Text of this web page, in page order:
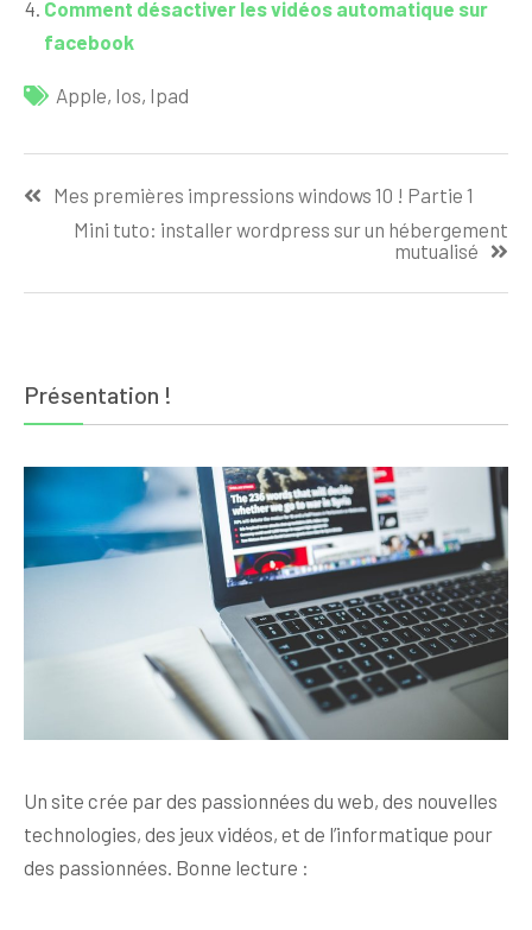
Comment désactiver les vidéos automatique sur
facebook
Apple, Ios, Ipad
Mes premières impressions windows 10 ! Partie 1
Mini tuto: installer wordpress sur un hébergement
mutualisé
Présentation !
Un site crée par des passionnées du web, des nouvelles
technologies, des jeux vidéos, et de l’informatique pour
des passionnées. Bonne lecture :